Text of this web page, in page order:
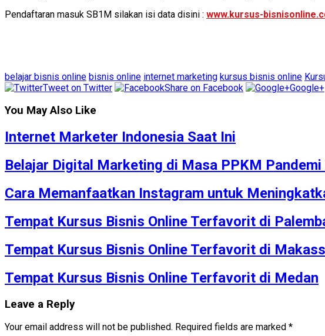
Pendaftaran masuk SB1M silakan isi data disini : www.kursus-
belajar bisnis online bisnis online internet marketing kursus bisnis online
Tweet on Twitter
Share on Facebook Google+
You May Also Like
Internet Marketer Indonesia Saat Ini
Belajar Digital Marketing di Masa PPKM Pandemi
Cara Memanfaatkan Instagram untuk
Tempat Kursus Bisnis Online Terfavorit di
Tempat Kursus Bisnis Online Terfavorit di
Tempat Kursus Bisnis Online Terfavorit di Medan
Leave a Reply
Your email address will not be published. Required fields are marked *